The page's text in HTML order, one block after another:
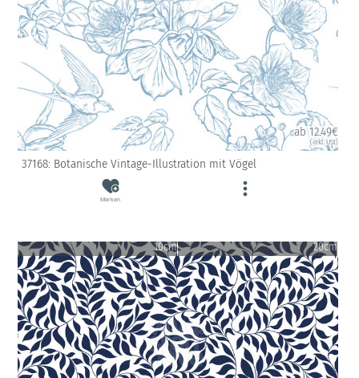
ab 12.49€
(inkl. USt)
37168: Botanische Vintage-Illustration mit Vögel
Merken
10cm 20cm